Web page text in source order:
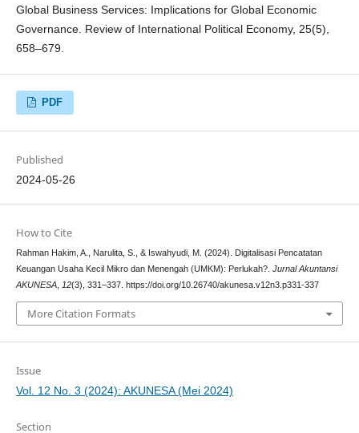
Global Business Services: Implications for Global Economic
Governance. Review of International Political Economy, 25(5),
658–679.
PDF
Published
2024-05-26
How to Cite
Rahman Hakim, A., Narulita, S., & Iswahyudi, M. (2024). Digitalisasi Pencatatan
Keuangan Usaha Kecil Mikro dan Menengah (UMKM): Perlukah?. Jurnal Akuntansi
AKUNESA, 12(3), 331–337. https://doi.org/10.26740/akunesa.v12n3.p331-337
More Citation Formats
Issue
Vol. 12 No. 3 (2024): AKUNESA (Mei 2024)
Section